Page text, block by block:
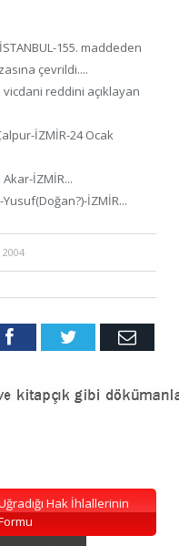
155. maddeden
çevrildi....
vicdani reddini açıklayan
İZMİR-24 Ocak
İZMİR...
Yusuf(Doğan?)-İZMİR...
2004
FacebookTwitter Email
Hak İhlallerinin